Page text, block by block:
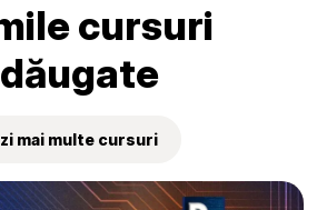
cursuri
mai multe cursuri